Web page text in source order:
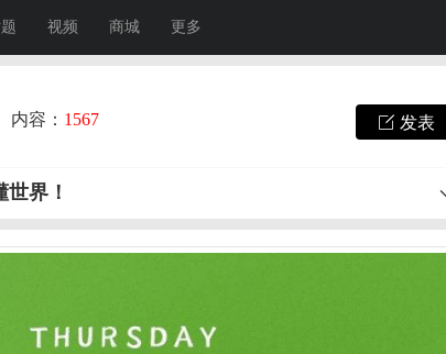
视频 商城 更多
内容： 1567 发表
界！